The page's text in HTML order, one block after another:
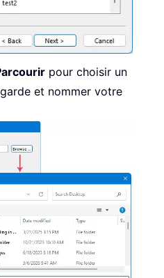
pour choisir un
et nommer votre